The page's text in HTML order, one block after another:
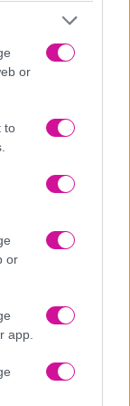
or
to
or
app.
στα
3 υλικά!
Σου»!